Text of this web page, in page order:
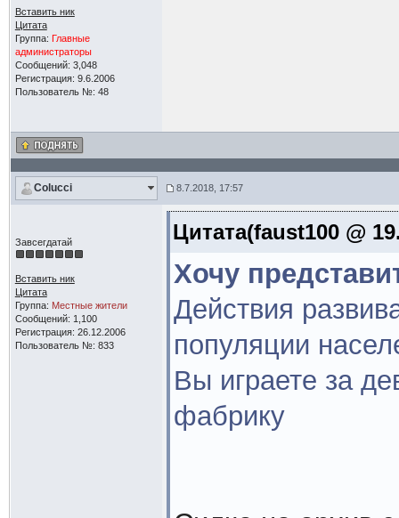
Вставить ник
Цитата
Группа: Главные
администраторы
Сообщений: 3,048
Регистрация: 9.6.2006
Пользователь №: 48
Colucci 8.7.2018, 17:57
Завсегдатай
Вставить ник
Цитата
Группа: Местные жители
Сообщений: 1,100
Регистрация: 26.12.2006
Пользователь №: 833
Цитата(faust100 @
Хочу
Действия
популяции
Вы играете за
фабрику